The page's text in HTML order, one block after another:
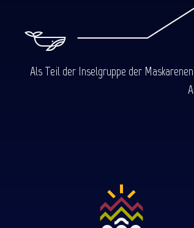
Als Teil der Inselgruppe der